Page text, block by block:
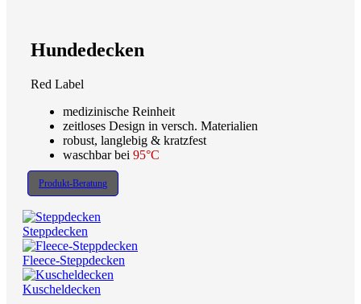
Hundedecken
Red Label
medizinische Reinheit
zeitloses Design in versch. Materialien
robust, langlebig & kratzfest
waschbar bei 95°C
Produkt-Beratung
Steppdecken
Fleece-Steppdecken
Kuscheldecken